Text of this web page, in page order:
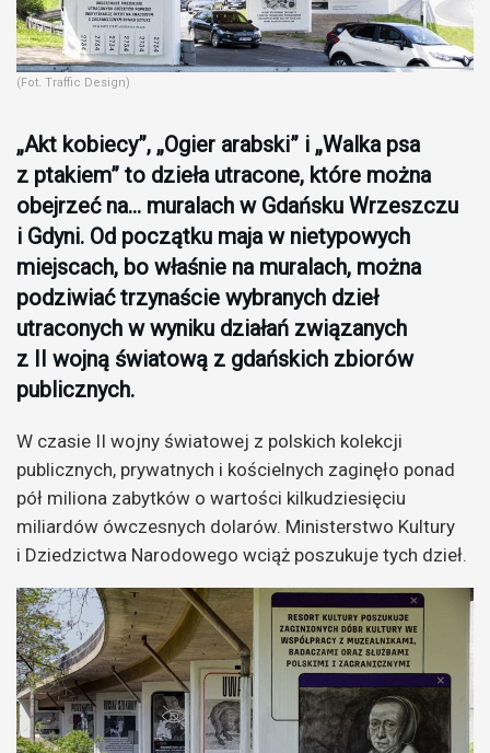
(Fot. Traffic Design)
„Akt kobiecy”, „Ogier arabski” i „Walka psa
z ptakiem” to dzieła utracone, które można
obejrzeć na… muralach w Gdańsku Wrzeszczu
i Gdyni. Od początku maja w nietypowych
miejscach, bo właśnie na muralach, można
podziwiać trzynaście wybranych dzieł
utraconych w wyniku działań związanych
z II wojną światową z gdańskich zbiorów
publicznych.
W czasie II wojny światowej z polskich kolekcji
publicznych, prywatnych i kościelnych zaginęło ponad
pół miliona zabytków o wartości kilkudziesięciu
miliardów ówczesnych dolarów. Ministerstwo Kultury
i Dziedzictwa Narodowego wciąż poszukuje tych dzieł.